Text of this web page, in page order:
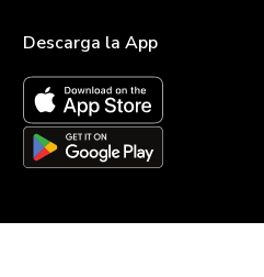
Descarga la App